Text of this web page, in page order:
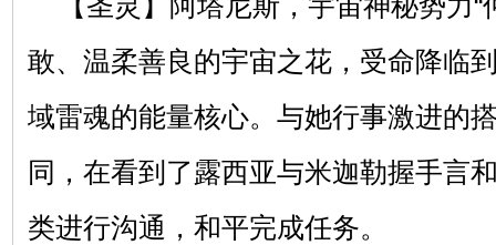
敢、温柔善良的宇宙之花，受命降临
域雷魂的能量核心。与她行事激进的
同，在看到了露西亚与米迦勒握手言
类进行沟通，和平完成任务。